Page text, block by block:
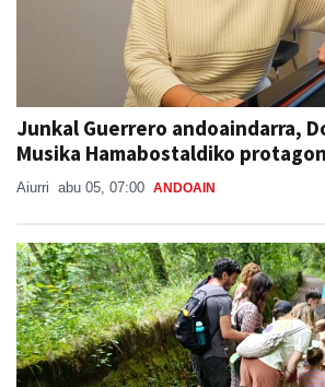
Junkal Guerrero andoaindarra,
Musika Hamabostaldiko
Aiurri abu 05, 07:00 ANDOAIN